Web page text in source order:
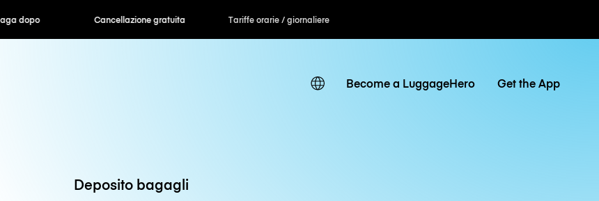
dopo Cancellazione gratuita Tariffe orarie / giornaliere
Become a LuggageHero Get the App
Deposito bagagli